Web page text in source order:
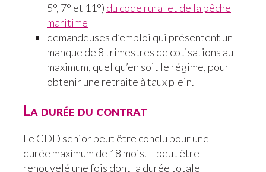
5°, 7° et 11°) du code rural et de la pêche
maritime
demandeuses d’emploi qui présentent un
manque de 8 trimestres de cotisations au
maximum, quel qu’en soit le régime, pour
obtenir une retraite à taux plein.
La durée du contrat
Le CDD senior peut être conclu pour une
durée maximum de 18 mois. Il peut être
renouvelé une fois dont la durée totale